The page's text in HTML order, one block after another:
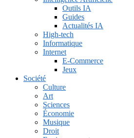
Outils IA
Guides
Actualités IA
High-tech
Informatique
Internet
E-Commerce
Jeux
Société
Culture
Art
Sciences
Économie
Musique
Droit